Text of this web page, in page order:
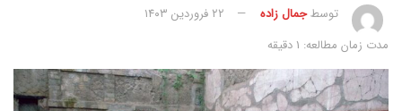
توسطجمال زاده
۲۲ فروردین ۱۴۰۳
مدت زمان مطالعه: 1 دقیقه